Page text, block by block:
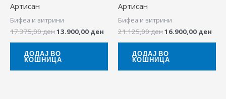
Артисан
Бифеа и витрини
17.375,00ден13.900,00 ден
ДОДАЈ ВО
КОШНИЦА
Артисан
Бифеа и витрини
21.125,00ден16.900,00 ден
ДОДАЈ ВО
КОШНИЦА